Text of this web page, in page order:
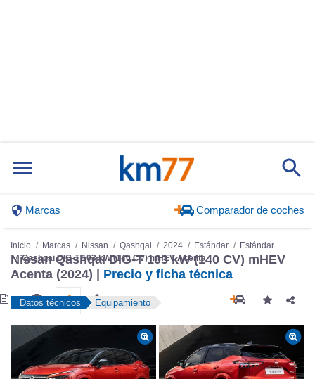
Marcas Comparador de coches
Inicio Marcas Nissan Qashqai 2024 Estándar
Estándar
Qashqai DIG-T 103 kW (140 CV) mHEV Acenta
Nissan Qashqai DIG-T 103 kW (140 CV) mHEV
Acenta (2024) | Precio y ficha técnica
Datos técnicos Equipamiento